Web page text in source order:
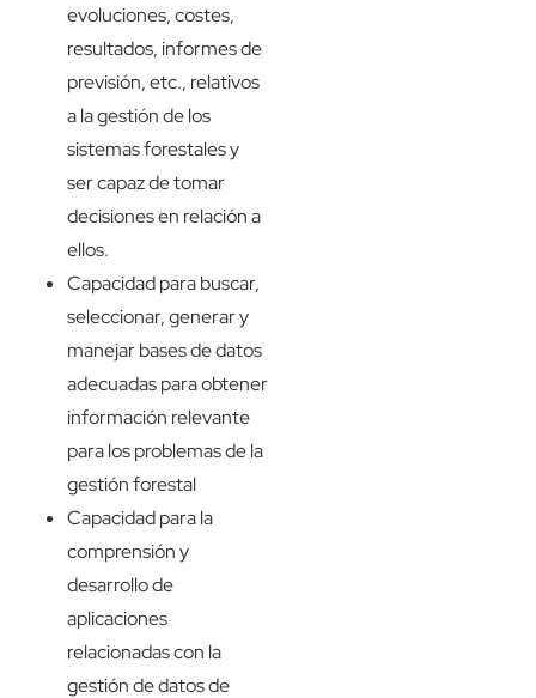
evoluciones, costes,
resultados, informes de
previsión, etc., relativos
a la gestión de los
sistemas forestales y
ser capaz de tomar
decisiones en relación a
ellos.
Capacidad para buscar,
seleccionar, generar y
manejar bases de datos
adecuadas para obtener
información relevante
para los problemas de la
gestión forestal
Capacidad para la
comprensión y
desarrollo de
aplicaciones
relacionadas con la
gestión de datos de